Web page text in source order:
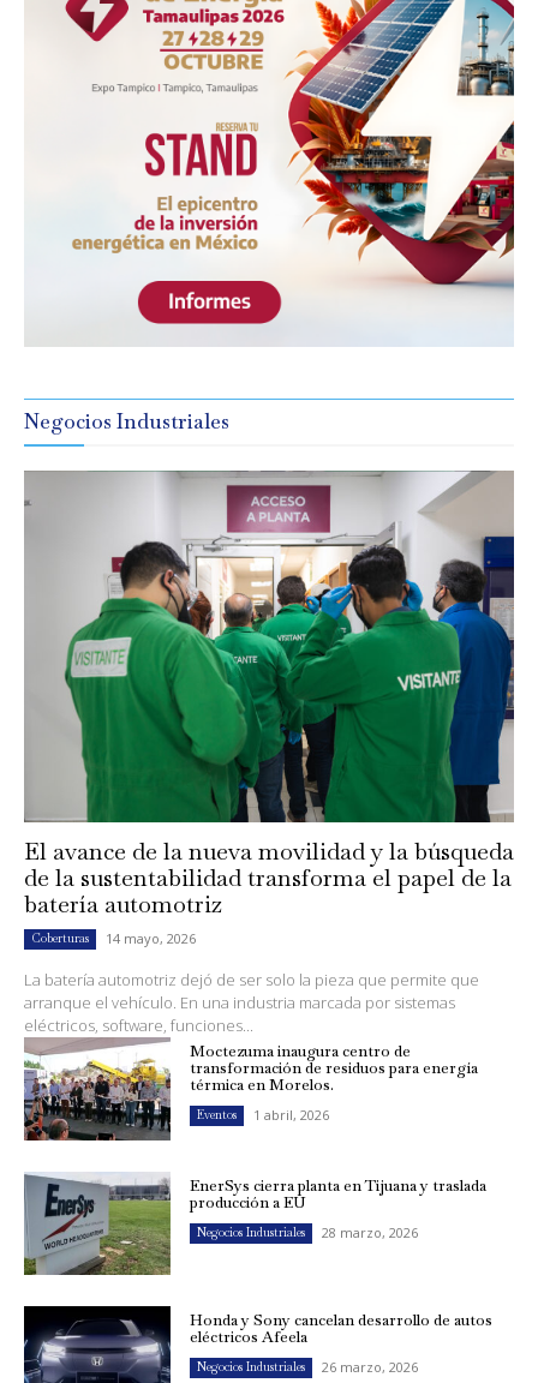
Negocios Industriales
El avance de la nueva movilidad y la búsqueda
de la sustentabilidad transforma el papel de la
batería automotriz
Coberturas 14 mayo, 2026
La batería automotriz dejó de ser solo la pieza que permite que
arranque el vehículo. En una industria marcada por sistemas
eléctricos, software, funciones...
Moctezuma inaugura centro de
transformación de residuos para energía
térmica en Morelos.
Eventos 1 abril, 2026
EnerSys cierra planta en Tijuana y traslada
producción a EU
Negocios Industriales 28 marzo, 2026
Honda y Sony cancelan desarrollo de autos
eléctricos Afeela
Negocios Industriales 26 marzo, 2026